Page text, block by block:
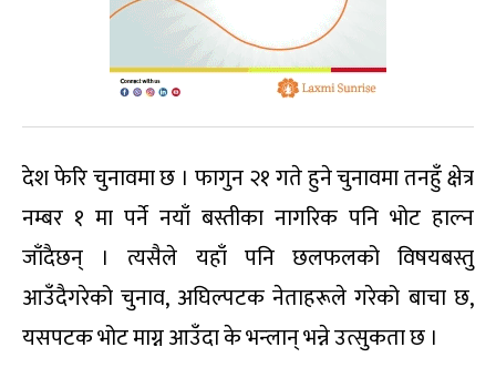
देश फेरि चुनावमा छ । फागुन २१ गते हुने चुनावमा तनहुँ क्षेत्र
नम्बर १ मा पर्ने नयाँ बस्तीका नागरिक पनि भोट हाल्न
जाँदैछन् । त्यसैले यहाँ पनि छलफलको विषयबस्तु
आउँदैगरेको चुनाव, अघिल्पटक नेताहरूले गरेको बाचा छ,
यसपटक भोट माग्न आउँदा के भन्लान् भन्ने उत्सुकता छ ।